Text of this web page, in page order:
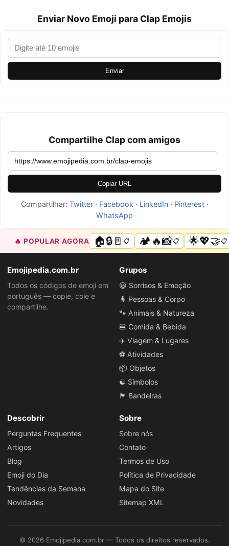
Enviar Novo Emoji para Clap Emojis
Enviar
Compartilhe Clap com amigos
Copiar URL
Compartilhar: Twitter· Facebook · LinkedIn· Pinterest·
WhatsApp
🔥 POPULAR AGORA 🏠🔒🚪📋 🏕️🔥📸📋 🌟💖🤝📋
Emojipedia.com.br
Todos os códigos de emoji em
português — copie, cole e
compartilhe.
Grupos
😀 Sorrisos & Emoção
🧍 Pessoas & Corpo
🐾 Animais & Natureza
🍔 Comida & Bebida
✈️ Viagem & Lugares
⚽ Atividades
📦 Objetos
☯️ Símbolos
🏴 Bandeiras
Descobrir
Perguntas Frequentes
Artigos
Blog
Emoji do Dia
Tendências da Semana
Novidades
Sobre
Sobre nós
Contato
Termos de Uso
Política de Privacidade
Mapa do Site
Sitemap XML
© 2026 Emojipedia.com.br — Todos os direitos reservados.